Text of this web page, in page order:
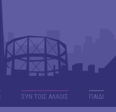
ΣΥΝ ΤΟΙΣ ΑΛΛΟΙΣ ΠΑΙΔΙ